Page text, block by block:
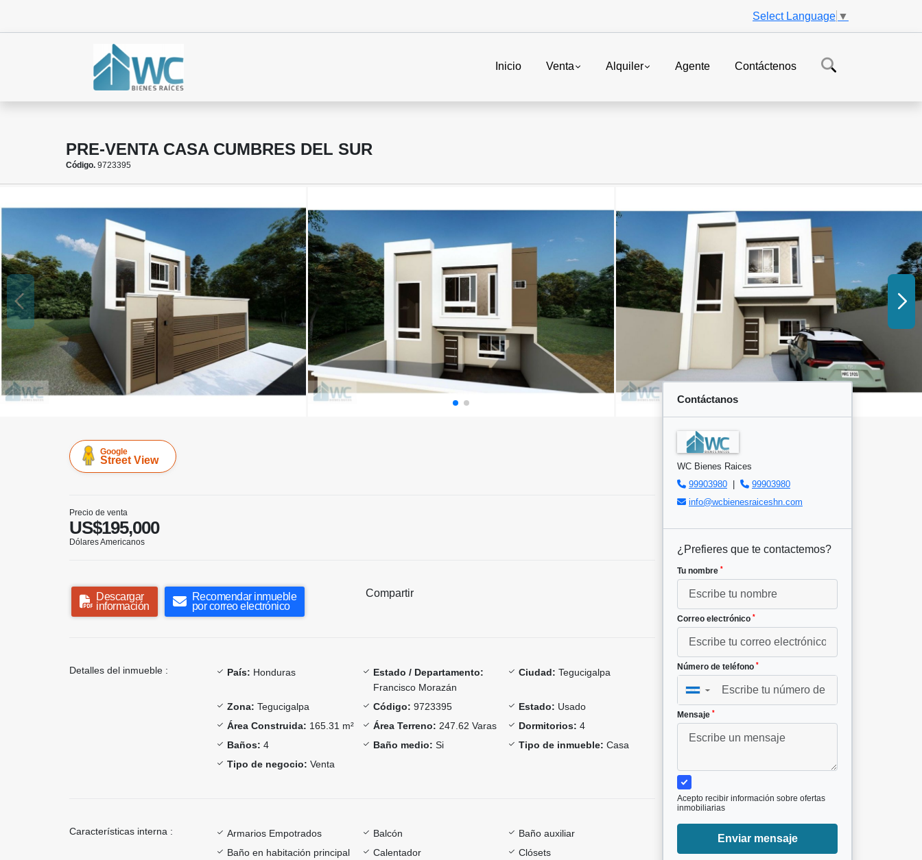
Select Language ▼
Inicio Venta Alquiler Agente Contáctenos
PRE-VENTA CASA CUMBRES DEL SUR
Código. 9723395
Google
Street View
Precio de venta
US$195,000
Dólares Americanos
Descargar
información
Recomendar inmueble
por correo electrónico
Compartir
Detalles del inmueble : País: Honduras
Estado / Departamento:
Francisco Morazán
Ciudad: Tegucigalpa
Zona: Tegucigalpa Código: 9723395 Estado: Usado
Área Construida: 165.31 m² Área Terreno: 247.62 Varas Dormitorios: 4
Baños: 4 Baño medio: Si Tipo de inmueble: Casa
Tipo de negocio: Venta
Características interna : Armarios Empotrados Balcón
Baño auxiliar
Baño en habitación principal
Calentador
Clósets
Contáctanos
WC Bienes Raices
99903980
99903980
info@wcbienesraiceshn.com
¿Prefieres que te contactemos?
Tu nombre *
Correo electrónico *
Número de teléfono *
▼
Mensaje *
Acepto recibir información sobre ofertas
inmobiliarias
Enviar mensaje